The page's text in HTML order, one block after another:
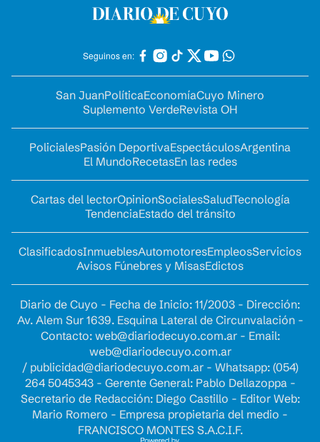
Seguinos en:
San JuanPolíticaEconomíaCuyo Minero
Suplemento VerdeRevista OH
PolicialesPasión DeportivaEspectáculosArgentina
El MundoRecetasEn las redes
Cartas del lectorOpinionSocialesSaludTecnología
TendenciaEstado del tránsito
ClasificadosInmueblesAutomotoresEmpleosServicios
Avisos Fúnebres y MisasEdictos
Diario de Cuyo - Fecha de Inicio: 11/2003 - Dirección:
Av. Alem Sur 1639. Esquina Lateral de Circunvalación -
Contacto: web@diariodecuyo.com.ar- Email:
web@diariodecuyo.com.ar
/ publicidad@diariodecuyo.com.ar- Whatsapp: (054)
264 5045343 - Gerente General: Pablo Dellazoppa -
Secretario de Redacción: Diego Castillo - Editor Web:
Mario Romero - Empresa propietaria del medio -
FRANCISCO MONTES S.A.C.I.F.